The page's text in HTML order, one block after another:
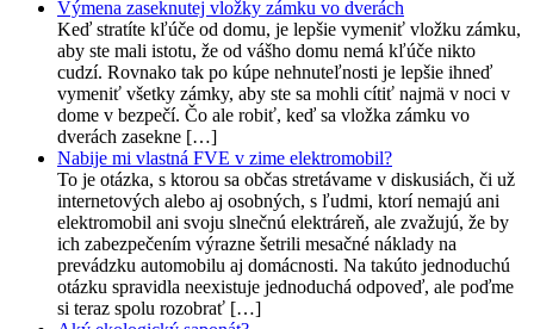
Výmena zaseknutej vložky zámku vo dverách
Keď stratíte kľúče od domu, je lepšie vymeniť vložku zámku,
aby ste mali istotu, že od vášho domu nemá kľúče nikto
cudzí. Rovnako tak po kúpe nehnuteľnosti je lepšie ihneď
vymeniť všetky zámky, aby ste sa mohli cítiť najmä v noci v
dome v bezpečí. Čo ale robiť, keď sa vložka zámku vo
dverách zasekne […]
Nabije mi vlastná FVE v zime elektromobil?
To je otázka, s ktorou sa občas stretávame v diskusiách, či už
internetových alebo aj osobných, s ľudmi, ktorí nemajú ani
elektromobil ani svoju slnečnú elektráreň, ale zvažujú, že by
ich zabezpečením výrazne šetrili mesačné náklady na
prevádzku automobilu aj domácnosti. Na takúto jednoduchú
otázku spravidla neexistuje jednoduchá odpoveď, ale poďme
si teraz spolu rozobrať […]